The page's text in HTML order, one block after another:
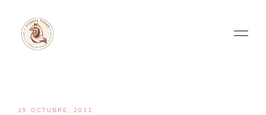
19 OCTUBRE, 2011